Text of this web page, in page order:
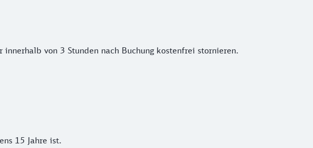
von 3 Stunden nach Buchung kostenfrei stornieren.
15 Jahre ist.